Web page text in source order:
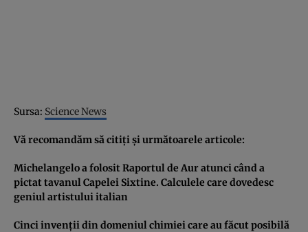
Sursa: Science News
Vă recomandăm să citiţi şi următoarele articole:
Michelangelo a folosit Raportul de Aur atunci când a
pictat tavanul Capelei Sixtine. Calculele care dovedesc
geniul artistului italian
Cinci invenţii din domeniul chimiei care au făcut posibilă